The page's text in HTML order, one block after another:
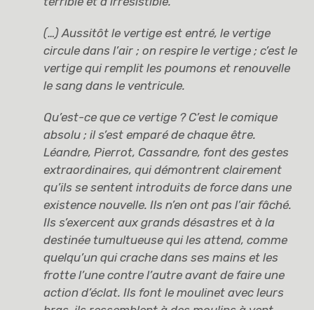
(…) Aussitôt le vertige est entré, le vertige
circule dans l’air ; on respire le vertige ; c’est le
vertige qui remplit les poumons et renouvelle
le sang dans le ventricule.
Qu’est-ce que ce vertige ? C’est le comique
absolu ; il s’est emparé de chaque être.
Léandre, Pierrot, Cassandre, font des gestes
extraordinaires, qui démontrent clairement
qu’ils se sentent introduits de force dans une
existence nouvelle. Ils n’en ont pas l’air fâché.
Ils s’exercent aux grands désastres et à la
destinée tumultueuse qui les attend, comme
quelqu’un qui crache dans ses mains et les
frotte l’une contre l’autre avant de faire une
action d’éclat. Ils font le moulinet avec leurs